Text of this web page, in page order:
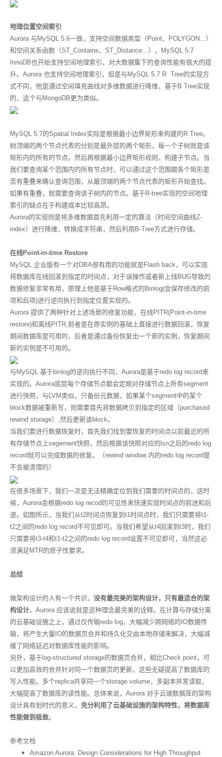
地理位置空间索引
Aurora 与MySQL 5.6一致，支持空间数据类型（Point、POLYGON...）
和空间关系函数（ST_Contains、ST_Distance...），MySQL 5.7
InnoDB也开始支持空间地理索引，对大数据集下的查询性能有很大的提
升。Aurora 也支持空间地理索引，但是与MySQL 5.7 R Tree的实现方
式不同，他是通过空间填充曲线对多维数据进行降维，基于B Tree实现
的，这个与MongoDB更为类似。
MySQL 5.7的Spatial Index实际是根据最小边界矩形来构建的R Tree。
树顶端的两个节点代表的分别是最外层的两个矩形，每一个子树就是该
矩形内的所有的节点。然后再根据最小边界矩形规则，构建子节点。当
我们要查询某个范围内的所有节点时，可以通过这个范围跟各个矩形是
否有重叠来确认查询范围，从最顶端的两个节点代表的矩形开始查找。
如果有重叠，就需要查询该子树内的节点。基于R-tree实现的空间地理
索引的缺点在于构建成本比较高昂。
Aurora的实现则是将多维数据首先利用一定的算法（时间空间曲线Z-
index）进行降维，转换成字符串，然后利用B-Tree方式进行存储。
在线Point-in-time Restore
MySQL 企业版有一个对DBA很有用的功能就是Flash back，可以实现
将数据库在线回滚到指定的时间点，对于误操作或者新上线BUG导致的
数据修复非常有用，原理上他是基于Row格式的Binlog(会保存修改的前
项和后项)进行逆向执行到指定位置实现的。
Aurora 提供了两种针对上述场景的修复功能，在线PITR(Point-in-time
restore)和离线PITR,前者是在原实例的基础上直接进行数据回滚，恢复
期间数据库是可用的，后者是通过备份恢复出一个新的实例，恢复期间
新的实例是不可用的。
与MySQL 基于binlog的逆向执行不同，Aurora是基于redo log record来
实现的。Aurora底层每个存储节点都会定期对存储节点上所有segment
进行快照，与LVM类似，只备份元数据，如果某个segment中的某个
block数据被重新写，则需要首先将数据拷贝到指定的区域（purchased
rewind storage）,然后更新该block。
当我们要进行数据恢复时，首先我们找到要恢复的时间点以前最近的所
有存储节点上segement快照，然后根据该快照对应的lsn之后的redo log
record就可以完成数据的修复。（rewind window 内的redo log record是
不会被清理的）
在很多场景下，我们一次是无法精确定位到我们需要的时间点的，这时
候，Aurora会根据redo log recod的可见性来快速实现时间点的前进和后
退。如图所示，当我们从t2时间点恢复到t1时间点时，我们只需要将t1-
t2之间的redo log record不可见即可。当我们希望从t4回滚到t3时，我们
只需要将t3-t4和t1-t2之间的redo log record设置不可见即可，当然这必
须满足MTR的原子性要求。
总结
做架构设计的人有一个共识， 没有最完美的架构设计，只有最适合的架
构设计。Aurora 应该说就是这种理念最完美的诠释。在计算与存储分离
的云基础设施之上，通过仅传输redo log，大幅减少跨网络的IO数据传
输，将产生大量IO的数据页合并和持久化交由本地存储来解决，大幅减
缓了网络延迟对数据库性能的影响。
另外，基于log-structured storage的数据页合并，相比Check point，可
以更加高效的合并针对同一个数据页的更新，这些无疑提高了数据库的
写入性能。多个replica共享同一个storage volume，多副本并发读取，
大幅提高了数据库的读性能。总体来说，Aurora 对于云端数据库的架构
设计具有划时代的意义， 充分利用了云基础设施的架构特性，将数据库
性能做到极致。
参考文档
Amazon Aurora: Design Considerations for High Throughput